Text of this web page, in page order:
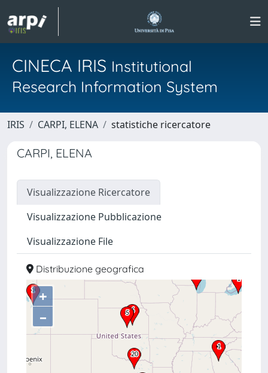
CINECA IRIS Institutional
Research Information System
IRIS CARPI, ELENA statistiche ricercatore
CARPI, ELENA
Visualizzazione Ricercatore
Visualizzazione Pubblicazione
Visualizzazione File
Distribuzione geografica
+
–